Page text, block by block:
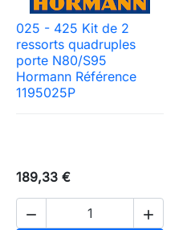
025 - 425 Kit de 2
ressorts quadruples
porte N80/S95
Hormann Référence
1195025P
189,33 €
 